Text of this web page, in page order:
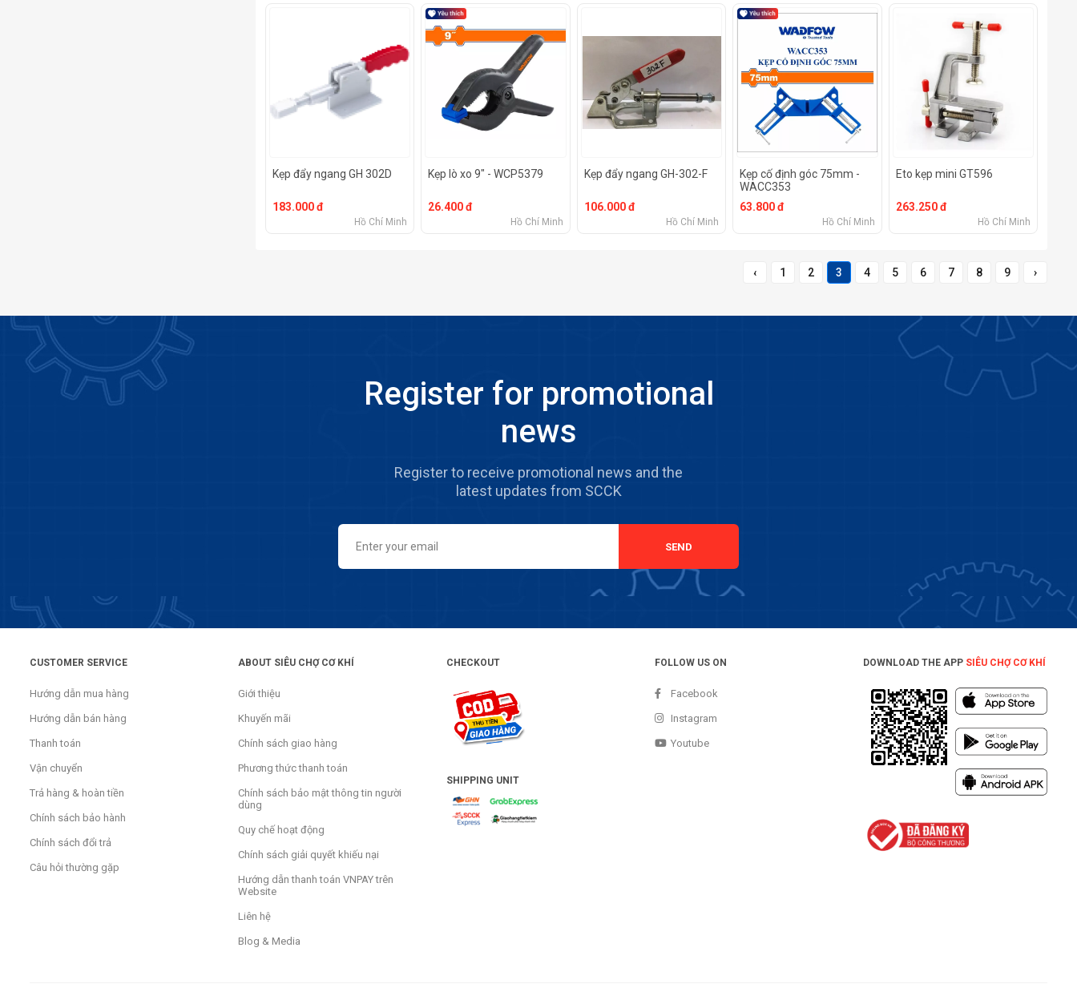
Kẹp đẩy ngang GH 302D
183.000 đ
Hồ Chí Minh
Kẹp lò xo 9" - WCP5379
26.400 đ
Hồ Chí Minh
Kẹp đẩy ngang GH-302-F
106.000 đ
Hồ Chí Minh
Kẹp cố định góc 75mm -
WACC353
63.800 đ
Hồ Chí Minh
Eto kẹp mini GT596
263.250 đ
Hồ Chí Minh
‹ 1 2 3 4 5 6 7 8 9 ›
Register for promotional
news
Register to receive promotional news and the
latest updates from SCCK
SEND
CUSTOMER SERVICE
Hướng dẫn mua hàng
Hướng dẫn bán hàng
Thanh toán
Vận chuyển
Trả hàng & hoàn tiền
Chính sách bảo hành
Chính sách đổi trả
Câu hỏi thường gặp
ABOUT SIÊU CHỢ CƠ KHÍ
Giới thiệu
Khuyến mãi
Chính sách giao hàng
Phương thức thanh toán
Chính sách bảo mật thông tin người
dùng
Quy chế hoạt động
Chính sách giải quyết khiếu nại
Hướng dẫn thanh toán VNPAY trên
Website
Liên hệ
Blog & Media
CHECKOUT
SHIPPING UNIT
FOLLOW US ON
Facebook
Instagram
Youtube
DOWNLOAD THE APP SIÊU CHỢ CƠ KHÍ